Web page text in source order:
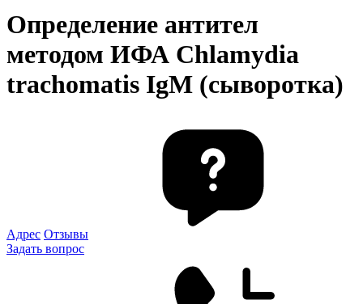
Определение антител
методом ИФА Chlamydia
trachomatis IgM (сыворотка)
Адрес Отзывы
Задать вопрос